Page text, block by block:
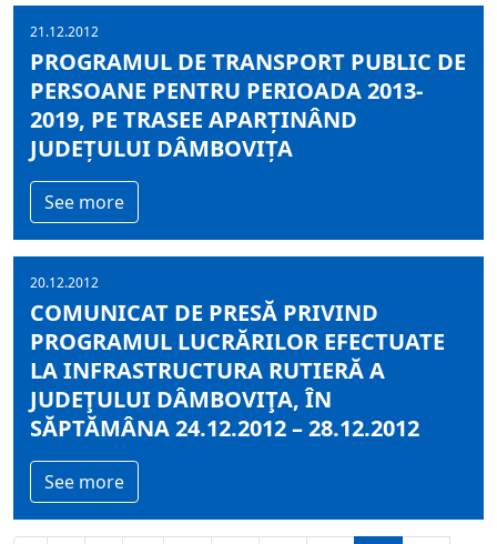
21.12.2012
PROGRAMUL DE TRANSPORT PUBLIC DE
PERSOANE PENTRU PERIOADA 2013-
2019, PE TRASEE APARȚINÂND
JUDEȚULUI DÂMBOVIȚA
See more
20.12.2012
COMUNICAT DE PRESĂ PRIVIND
PROGRAMUL LUCRĂRILOR EFECTUATE
LA INFRASTRUCTURA RUTIERĂ A
JUDEŢULUI DÂMBOVIŢA, ÎN
SĂPTĂMÂNA 24.12.2012 – 28.12.2012
See more